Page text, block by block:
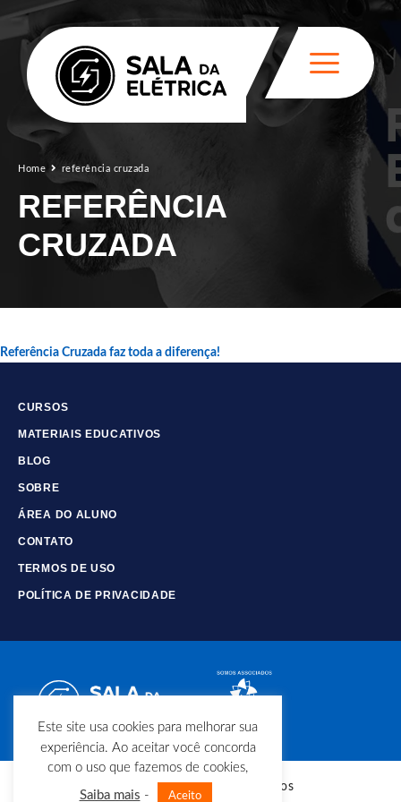
Home referência cruzada
REFERÊNCIA
CRUZADA
Referência Cruzada faz toda a diferença!
CURSOS
MATERIAIS EDUCATIVOS
BLOG
SOBRE
ÁREA DO ALUNO
CONTATO
TERMOS DE USO
POLÍTICA DE PRIVACIDADE
© Copyright - Todos os direitos
Este site usa cookies para melhorar sua
experiência. Ao aceitar você concorda
com o uso que fazemos de cookies,
Saiba mais - Aceito